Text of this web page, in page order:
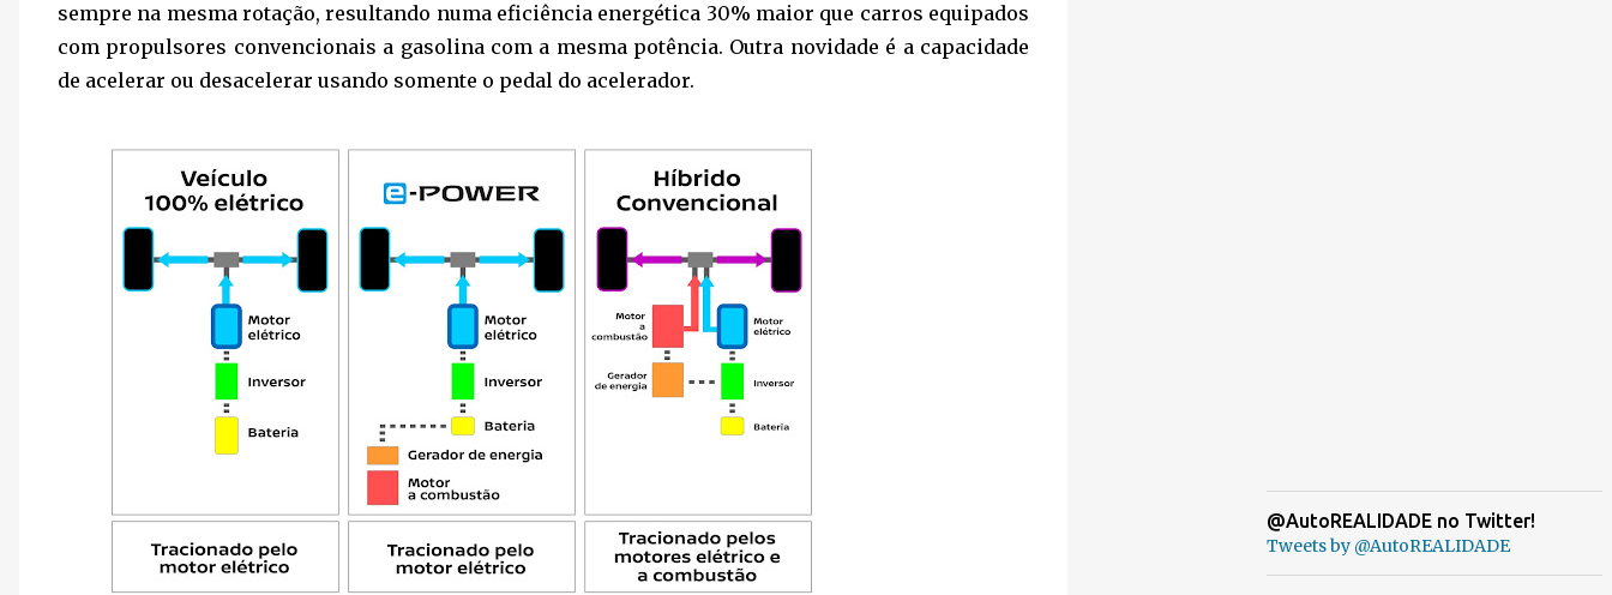
sempre na mesma rotação, resultando numa eficiência energética 30% maior que carros equipados
com propulsores convencionais a gasolina com a mesma potência. Outra novidade é a capacidade
de acelerar ou desacelerar usando somente o pedal do acelerador.
@AutoREALIDADE no Twitter!
Tweets by @AutoREALIDADE